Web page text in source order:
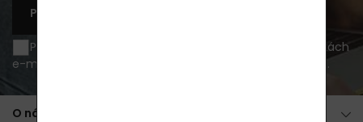
PŘIHLÁSIT SE K ODBĚRU
Přeji si být informován o novinkách a akčních nabídkách
e-mailem a souhlasím se
.
O nákupu